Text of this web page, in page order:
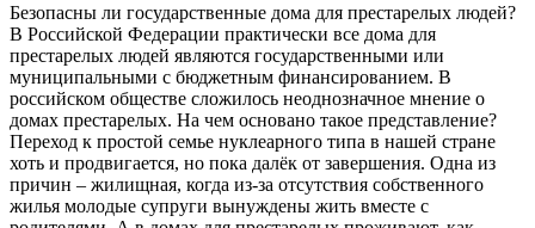
Безопасны ли государственные дома для престарелых людей?
В Российской Федерации практически все дома для
престарелых людей являются государственными или
муниципальными с бюджетным финансированием. В
российском обществе сложилось неоднозначное мнение о
домах престарелых. На чем основано такое представление?
Переход к простой семье нуклеарного типа в нашей стране
хоть и продвигается, но пока далёк от завершения. Одна из
причин – жилищная, когда из-за отсутствия собственного
жилья молодые супруги вынуждены жить вместе с